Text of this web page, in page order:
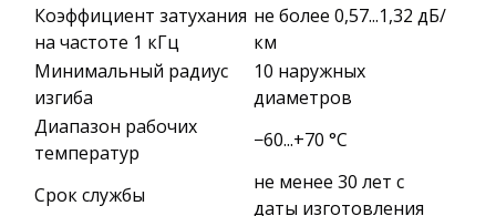
Коэффициент затухания
на частоте 1 кГц
не более 0,57...1,32 дБ/
км
Минимальный радиус
изгиба
10 наружных
диаметров
Диапазон рабочих
температур
−60...+70 °C
Срок службы
не менее 30 лет с
даты изготовления